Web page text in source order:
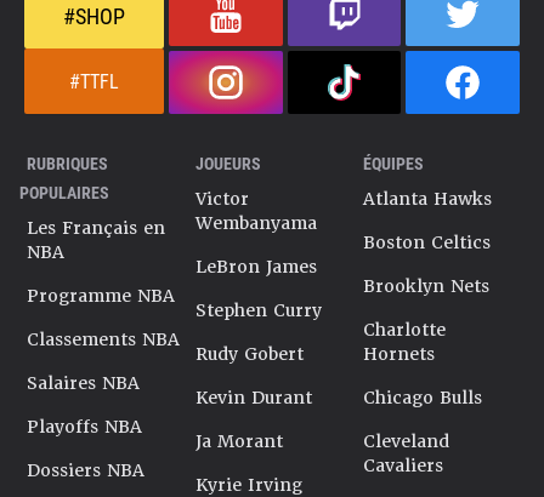
#SHOP
#TTFL
RUBRIQUES
POPULAIRES
Les Français en
NBA
Programme NBA
Classements NBA
Salaires NBA
Playoffs NBA
Dossiers NBA
JOUEURS
Victor
Wembanyama
LeBron James
Stephen Curry
Rudy Gobert
Kevin Durant
Ja Morant
Kyrie Irving
ÉQUIPES
Atlanta Hawks
Boston Celtics
Brooklyn Nets
Charlotte
Hornets
Chicago Bulls
Cleveland
Cavaliers